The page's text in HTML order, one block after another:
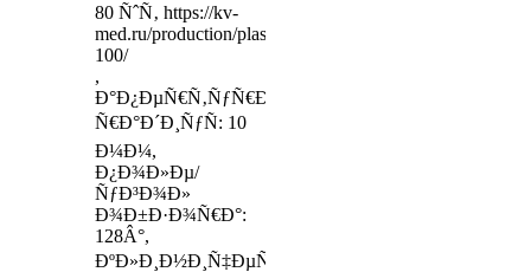
80 ÑˆÑ‚ https://kv-
med.ru/production/plaster-
100/
,
Ð°Ð¿ÐµÑ€Ñ‚ÑƒÑ€Ð°/
Ñ€Ð°Ð´Ð¸ÑƒÑ: 10
Ð¼Ð¼,
Ð¿Ð¾Ð»Ðµ/
ÑƒÐ³Ð¾Ð»
Ð¾Ð±Ð·Ð¾Ñ€Ð°:
128Â°,
ÐºÐ»Ð¸Ð½Ð¸Ñ‡ÐµÑÐºÐ¾Ðµ